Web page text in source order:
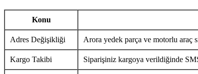
Konu
Adres Değişikliği Arora yedek parça ve motorlu araç
Kargo Takibi Siparişiniz kargoya verildiğinde